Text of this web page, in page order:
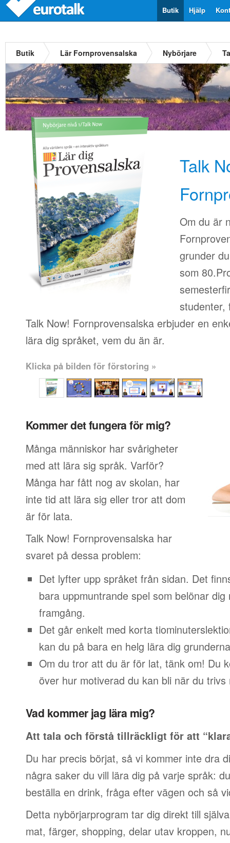
Hjälp
Butik
Butik Lär Fornprovensalska Nybörjare
Talk
Om du är
grunder
som
studenter,
Talk Now! Fornprovensalska erbjuder en
lära dig språket, vem du än är.
Klicka på bilden för förstoring »
Kommer det fungera för mig?
Många människor har svårigheter
med att lära sig språk. Varför?
Många har fått nog av skolan, har
inte tid att lära sig eller tror att dom
är för lata.
Talk Now! Fornprovensalska har
svaret på dessa problem:
Det lyfter upp språket från sidan. Det
bara uppmuntrande spel som belönar
framgång.
Det går enkelt med korta
kan du på bara en helg lära dig
Om du tror att du är för lat, tänk om! Du
över hur motiverad du kan bli när du trivs
Vad kommer jag lära mig?
Att tala och förstå tillräckligt för att
Du har precis börjat, så vi kommer inte dra
några saker du vill lära dig på varje språk: du
beställa en drink, fråga efter vägen och så
Detta nybörjarprogram tar dig direkt till
mat, färger, shopping, delar utav kroppen,